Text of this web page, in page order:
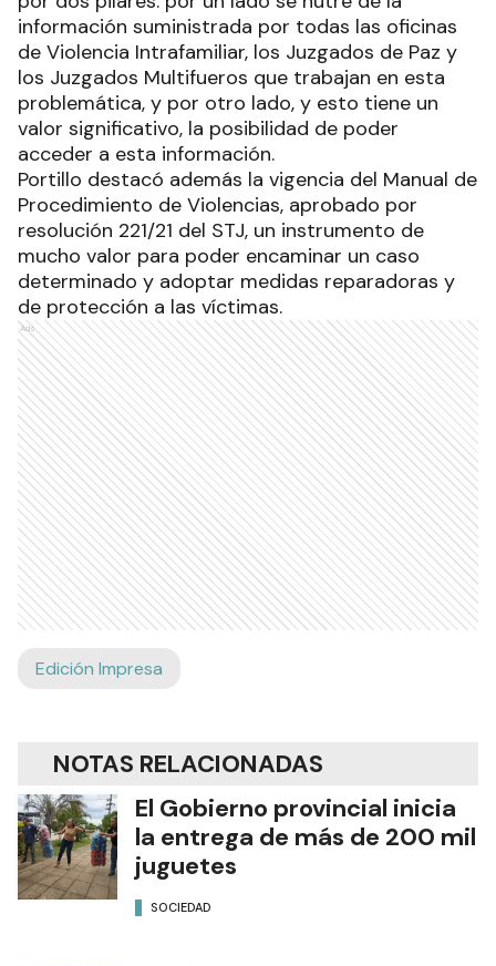
información suministrada por todas las oficinas
de Violencia Intrafamiliar, los Juzgados de Paz y
los Juzgados Multifueros que trabajan en esta
problemática, y por otro lado, y esto tiene un
valor significativo, la posibilidad de poder
acceder a esta información.
Portillo destacó además la vigencia del Manual de
Procedimiento de Violencias, aprobado por
resolución 221/21 del STJ, un instrumento de
mucho valor para poder encaminar un caso
determinado y adoptar medidas reparadoras y
de protección a las víctimas.
Ads
Edición Impresa
NOTAS RELACIONADAS
El Gobierno provincial inicia
la entrega de más de 200 mil
juguetes
SOCIEDAD